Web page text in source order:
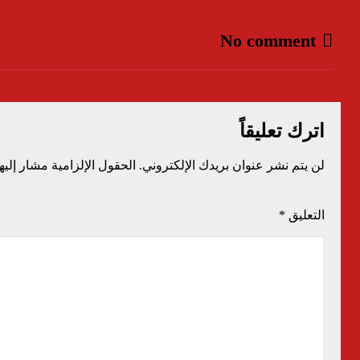
No comment
اترك تعليقاً
لن يتم نشر عنوان بريدك الإلكتروني. الحقول الإلزامية مشار
التعليق *